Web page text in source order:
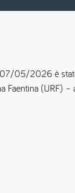
05/2026 è
Faentina (URF)